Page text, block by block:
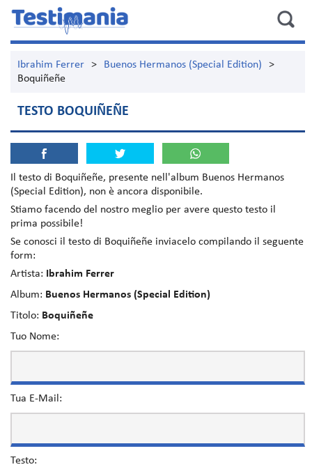
Ibrahim Ferrer > Buenos Hermanos (Special Edition)
>
Boquiñeñe
TESTO BOQUIÑEÑE
Il testo di Boquiñeñe, presente nell'album Buenos Hermanos
(Special Edition), non è ancora disponibile.
Stiamo facendo del nostro meglio per avere questo testo il
prima possibile!
Se conosci il testo di Boquiñeñe inviacelo compilando il seguente
form:
Artista:
Ibrahim Ferrer
Album: Buenos Hermanos (Special Edition)
Titolo: Boquiñeñe
Tuo Nome:
Tua E-Mail:
Testo: